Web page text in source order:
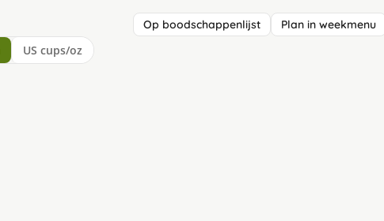
Op boodschappenlijst Plan in weekmenu
US cups/oz